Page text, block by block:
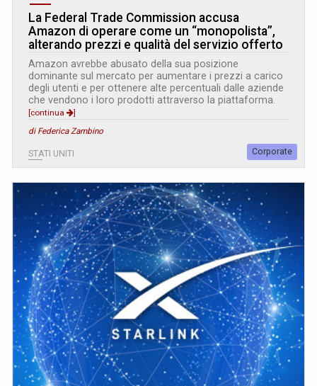
La Federal Trade Commission accusa
Amazon di operare come un “monopolista”,
alterando prezzi e qualità del servizio offerto
Amazon avrebbe abusato della sua posizione
dominante sul mercato per aumentare i prezzi a carico
degli utenti e per ottenere alte percentuali dalle aziende
che vendono i loro prodotti attraverso la piattaforma.
[continua
]
di Federica Zambino
STATI UNITI Corporate